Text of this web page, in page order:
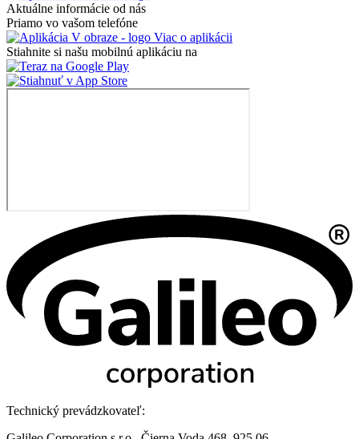
Aktuálne informácie od nás
Priamo vo vašom telefóne
Viac o aplikácii
Stiahnite si našu mobilnú aplikáciu na
Technický prevádzkovateľ: